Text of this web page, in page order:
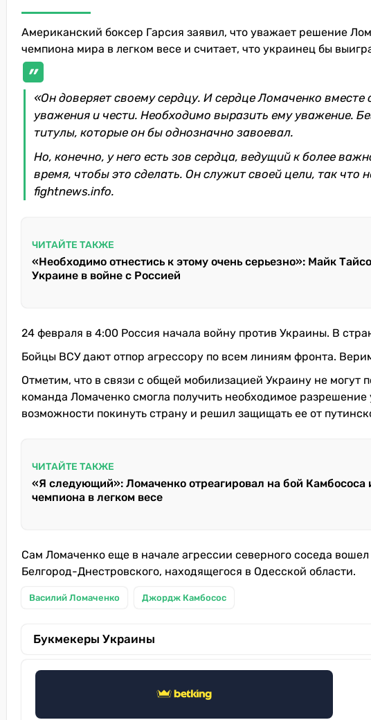
Американский боксер Гарсия заявил, что уважает решение
чемпиона мира в легком весе и считает, что украинец бы
«Он доверяет своему сердцу. И сердце Ломаченко
уважения и чести. Необходимо выразить ему уважение.
титулы, которые он бы однозначно завоевал.
Но, конечно, у него есть зов сердца, ведущий к более
время, чтобы это сделать. Он служит своей цели, так что
fightnews.info.
ЧИТАЙТЕ ТАКЖЕ
«Необходимо отнестись к этому очень серьезно»: Майк
Украине в войне с Россией
24 февраля в 4:00 Россия начала войну против Украины. В
Бойцы ВСУ дают отпор агрессору по всем линиям фронта.
Отметим, что в связи с общей мобилизацией Украину не могут
команда Ломаченко смогла получить необходимое разрешение
возможности покинуть страну и решил защищать ее от
ЧИТАЙТЕ ТАКЖЕ
«Я следующий»: Ломаченко отреагировал на бой Камбососа
чемпиона в легком весе
Сам Ломаченко еще в начале агрессии северного соседа
Белгород-Днестровского, находящегося в Одесской области.
Василий Ломаченко Джордж Камбосос
Букмекеры Украины